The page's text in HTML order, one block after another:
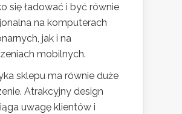
się ładować i być równie
na komputerach
jak i na
mobilnych.
sklepu ma równie duże
Atrakcyjny design
uwagę klientów i